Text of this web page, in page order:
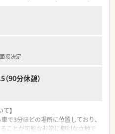
ます。
、有休取得の取得率も高いことか
務されている方が半数以上となっ
器の販売も行って、総合医療に取り
接決定
90分休憩）
】
で3分ほどの場所に位置しており、
ことが可能な非常に便利な立地で